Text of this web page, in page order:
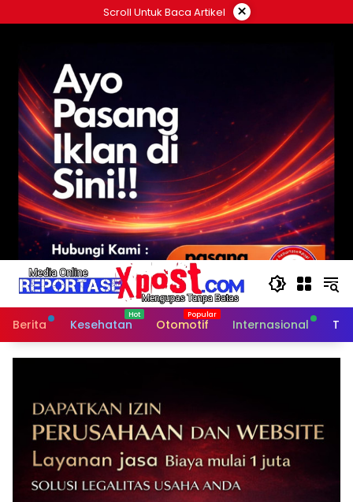
ke
Scroll Untuk Baca Artikel ×
Berita Kesehatan Otomotif Internasional